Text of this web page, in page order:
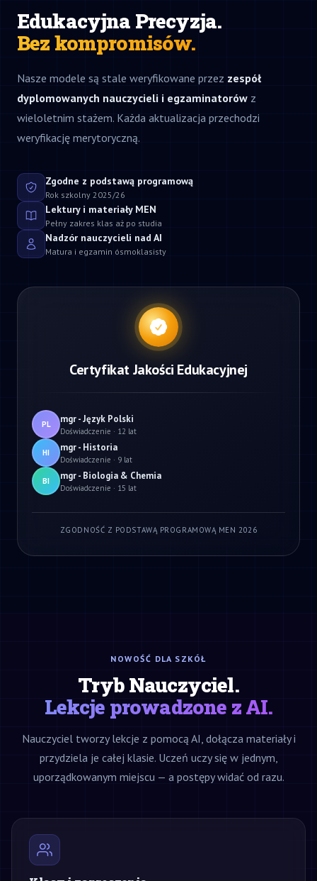
Edukacyjna Precyzja.
Bez kompromisów.
Nasze modele są stale weryfikowane przez zespół
dyplomowanych nauczycieli i egzaminatorów z
wieloletnim stażem. Każda aktualizacja przechodzi
weryfikację merytoryczną.
Zgodne z podstawą programową
Rok szkolny 2025/26
Lektury i materiały MEN
Pełny zakres klas aż po studia
Nadzór nauczycieli nad AI
Matura i egzamin ósmoklasisty
Certyfikat Jakości Edukacyjnej
PL mgr - Język Polski
Doświadczenie · 12 lat
HI mgr - Historia
Doświadczenie · 9 lat
BI mgr - Biologia & Chemia
Doświadczenie · 15 lat
ZGODNOŚĆ Z PODSTAWĄ PROGRAMOWĄ MEN 2026
NOWOŚĆ DLA SZKÓŁ
Tryb Nauczyciel.
Lekcje prowadzone z AI.
Nauczyciel tworzy lekcje z pomocą AI, dołącza materiały i
przydziela je całej klasie. Uczeń uczy się w jednym,
uporządkowanym miejscu — a postępy widać od razu.